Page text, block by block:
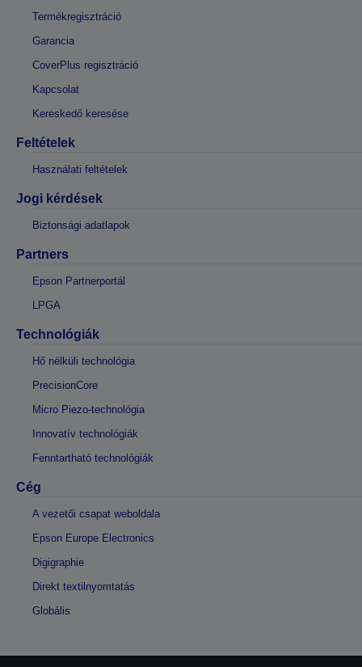
Termékregisztráció
Garancia
CoverPlus regisztráció
Kapcsolat
Kereskedő keresése
Feltételek
Használati feltételek
Jogi kérdések
Biztonsági adatlapok
Partners
Epson Partnerportál
LPGA
Technológiák
Hő nélküli technológia
PrecisionCore
Micro Piezo-technológia
Innovatív technológiák
Fenntartható technológiák
Cég
A vezetői csapat weboldala
Epson Europe Electronics
Digigraphie
Direkt textilnyomtatás
Globális